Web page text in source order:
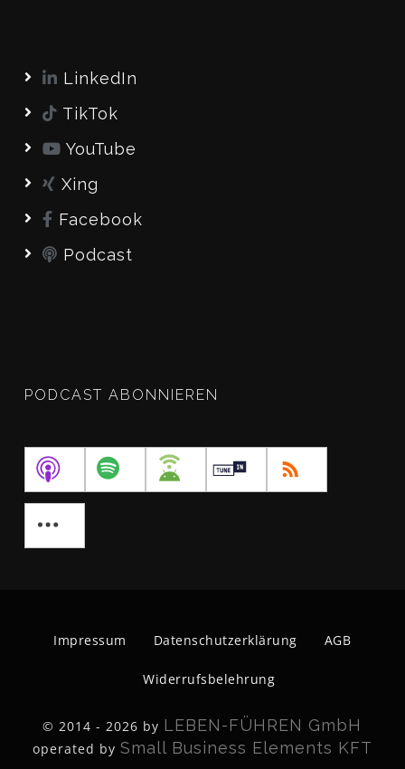
LinkedIn
TikTok
YouTube
Xing
Facebook
Podcast
PODCAST ABONNIEREN
Impressum Datenschutzerklärung AGB
Widerrufsbelehrung
© 2014 - 2026 by LEBEN-FÜHREN GmbH
operated by Small Business Elements KFT